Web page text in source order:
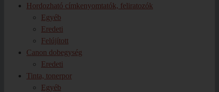
Hordozható címkenyomtatók, feliratozók
Egyéb
Eredeti
Felújított
Canon dobegység
Eredeti
Tinta, tonerpor
Egyéb